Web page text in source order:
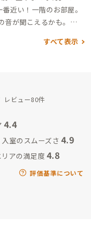
近い！一階のお部屋。
が聞こえるかも。 🌞
れた日は縁側で日向ぼっ
トメッセージかメール
します。蚊取り線香や
ールブックにもあるよ
会員の皆さんと協力して
す。いつもありがとうご
まれ→千葉育ち→東京外
すべて表示
レビュー80件
4.4
室のスムーズさ 4.9
リアの満足度4.8
評価基準について